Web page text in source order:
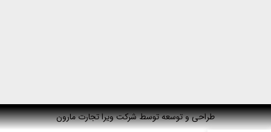
طراحی و توسعه توسط شرکت ویرا تجارت مارون